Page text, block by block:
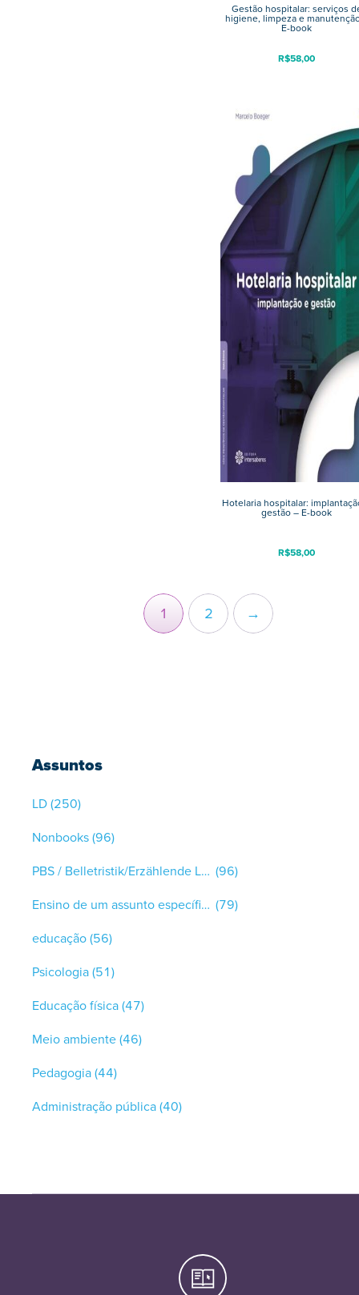
Assuntos
LD(250)
Nonbooks(96)
PBS / Belletristik/Erzählende Literatur (96)
Ensino de um assunto específico (79)
educação(56)
Psicologia(51)
Educação física(47)
Meio ambiente(46)
Pedagogia(44)
Administração pública(40)
Gestão hospitalar: serviços
higiene, limpeza e
E-book
R$58,00
Hotelaria hospitalar:
gestão – E-book
R$58,00
1 2 →